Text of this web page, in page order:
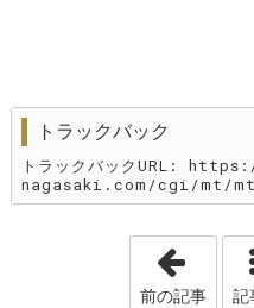
トラックバック
トラックバックURL:
nagasaki.com/cgi/mt/
「
前の記事 記